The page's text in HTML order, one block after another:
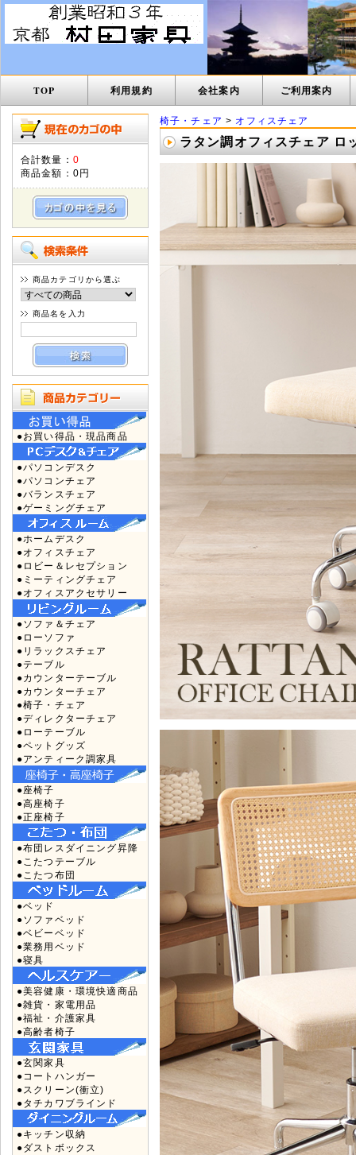
TOP 利用規約 会社案内 ご利用案内
合計数量： 0
商品金額： 0円
商品カテゴリから選ぶ
商品名を入力
●お買い得品・現品商品
●パソコンデスク
●パソコンチェア
●バランスチェア
●ゲーミングチェア
●ホームデスク
●オフィスチェア
●ロビー＆レセプション
●ミーティングチェア
●オフィスアクセサリー
●ソファ＆チェア
●ローソファ
●リラックスチェア
●テーブル
●カウンターテーブル
●カウンターチェア
●椅子・チェア
●ディレクターチェア
●ローテーブル
●ペットグッズ
●アンティーク調家具
●座椅子
●高座椅子
●正座椅子
●布団レスダイニング昇降
●こたつテーブル
●こたつ布団
●ベッド
●ソファベッド
●ベビーベッド
●業務用ベッド
●寝具
●美容健康・環境快適商品
●雑貨・家電用品
●福祉・介護家具
●高齢者椅子
●玄関家具
●コートハンガー
●スクリーン(衝立)
●タチカワブラインド
●キッチン収納
●ダストボックス
椅子・チェア > オフィスチェア
ラタン調オフィスチェア ロ